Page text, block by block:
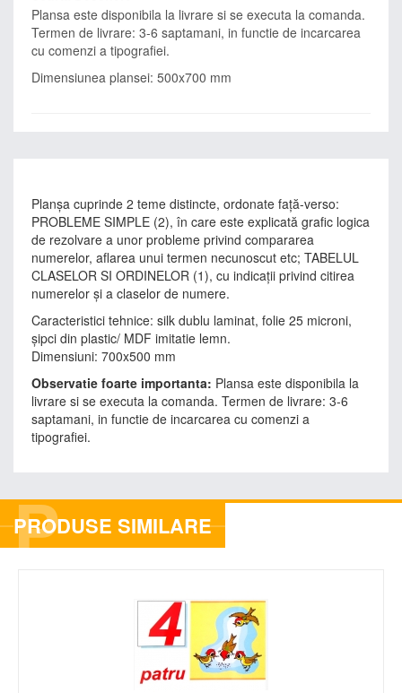
Plansa este disponibila la livrare si se executa la comanda.
Termen de livrare: 3-6 saptamani, in functie de incarcarea
cu comenzi a tipografiei.
Dimensiunea plansei: 500x700 mm
Planşa cuprinde 2 teme distincte, ordonate faţă-verso:
PROBLEME SIMPLE (2), în care este explicată grafic logica
de rezolvare a unor probleme privind compararea
numerelor, aflarea unui termen necunoscut etc; TABELUL
CLASELOR SI ORDINELOR (1), cu indicații privind citirea
numerelor și a claselor de numere.
Caracteristici tehnice: silk dublu laminat, folie 25 microni,
şipci din plastic/ MDF imitatie lemn.
Dimensiuni: 700x500 mm
Observatie foarte importanta: Plansa este disponibila la
livrare si se executa la comanda. Termen de livrare: 3-6
saptamani, in functie de incarcarea cu comenzi a
tipografiei.
P
PRODUSE SIMILARE